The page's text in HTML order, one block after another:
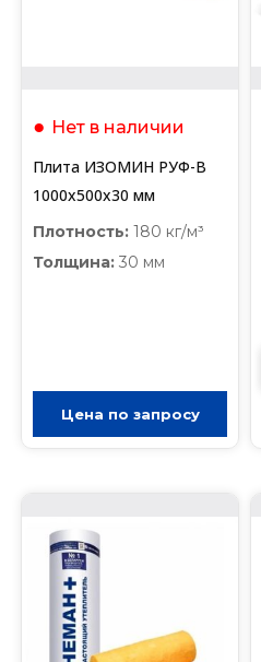
Нет в наличии
Плита ИЗОМИН РУФ-В
1000х500х30 мм
Плотность: 180 кг/м³
Толщина: 30 мм
Цена по запросу